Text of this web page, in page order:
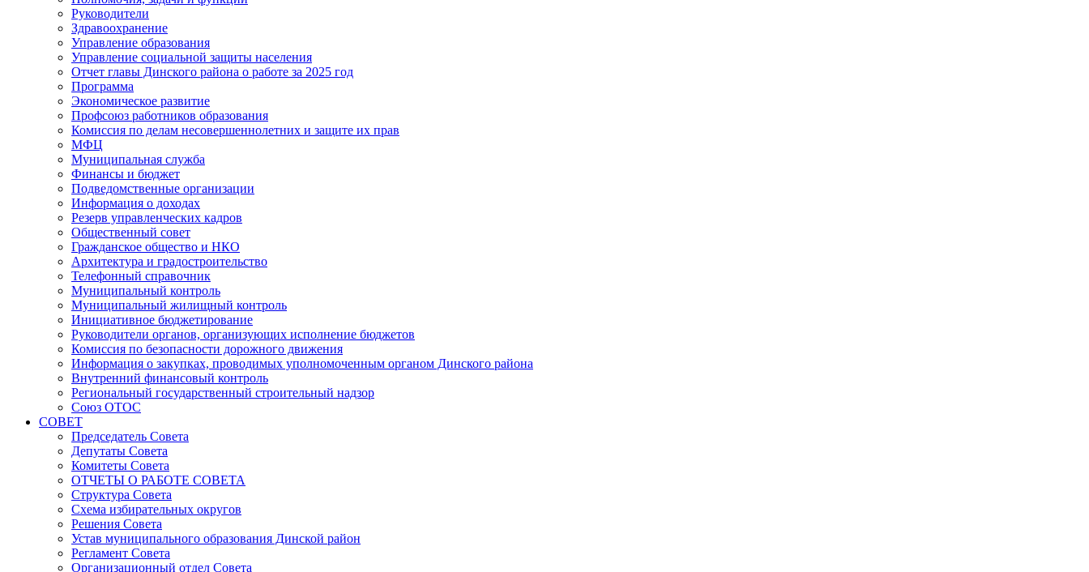
Руководители
Здравоохранение
Управление образования
Управление социальной защиты населения
Отчет главы Динского района о работе за 2025 год
Программа
Экономическое развитие
Профсоюз работников образования
Комиссия по делам несовершеннолетних и защите их прав
МФЦ
Муниципальная служба
Финансы и бюджет
Подведомственные организации
Информация о доходах
Резерв управленческих кадров
Общественный совет
Гражданское общество и НКО
Архитектура и градостроительство
Телефонный справочник
Муниципальный контроль
Муниципальный жилищный контроль
Инициативное бюджетирование
Руководители органов, организующих исполнение бюджетов
Комиссия по безопасности дорожного движения
Информация о закупках, проводимых уполномоченным органом Динского района
Внутренний финансовый контроль
Региональный государственный строительный надзор
Союз ОТОС
СОВЕТ
Председатель Совета
Депутаты Совета
Комитеты Совета
ОТЧЕТЫ О РАБОТЕ СОВЕТА
Структура Совета
Схема избирательных округов
Решения Совета
Устав муниципального образования Динской район
Регламент Совета
Организационный отдел Совета